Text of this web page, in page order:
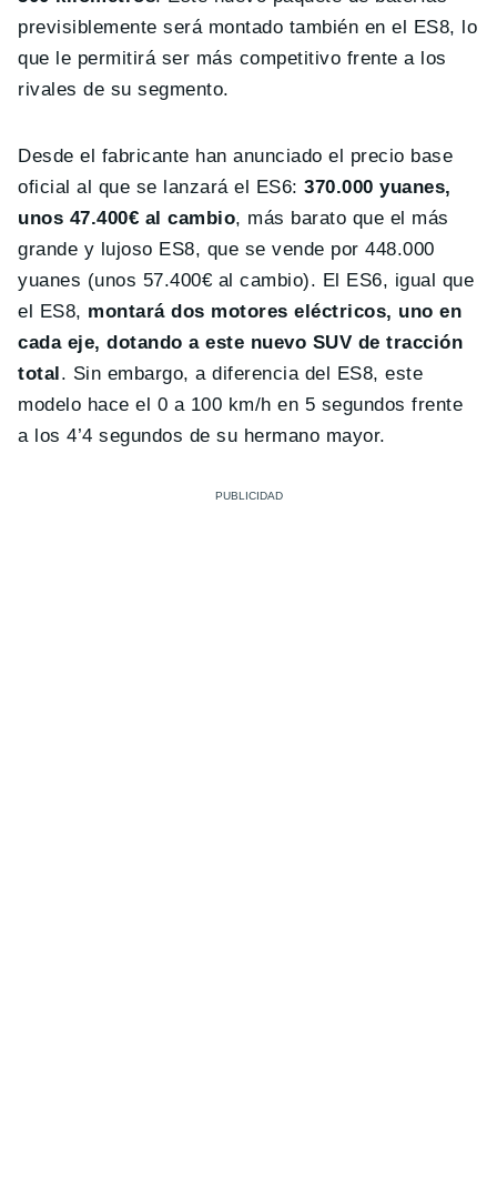
previsiblemente será montado también en el ES8, lo
que le permitirá ser más competitivo frente a los
rivales de su segmento.
Desde el fabricante han anunciado el precio base
oficial al que se lanzará el ES6:370.000 yuanes,
unos 47.400€ al cambio, más barato que el más
grande y lujoso ES8, que se vende por 448.000
yuanes (unos 57.400€ al cambio). El ES6, igual que
el ES8, montará dos motores eléctricos, uno en
cada eje, dotando a este nuevo SUV de tracción
total . Sin embargo, a diferencia del ES8, este
modelo hace el 0 a 100 km/h en 5 segundos frente
a los 4’4 segundos de su hermano mayor.